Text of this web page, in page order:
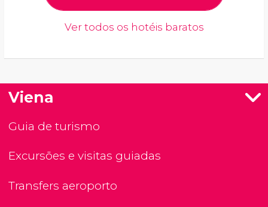
Ver todos os hotéis baratos
Viena
Guia de turismo
Excursões e visitas guiadas
Transfers aeroporto